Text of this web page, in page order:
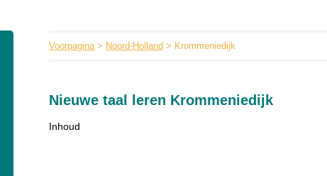
Voorpagina> Noord-Holland > Krommeniedijk
Nieuwe taal leren Krommeniedijk
Inhoud